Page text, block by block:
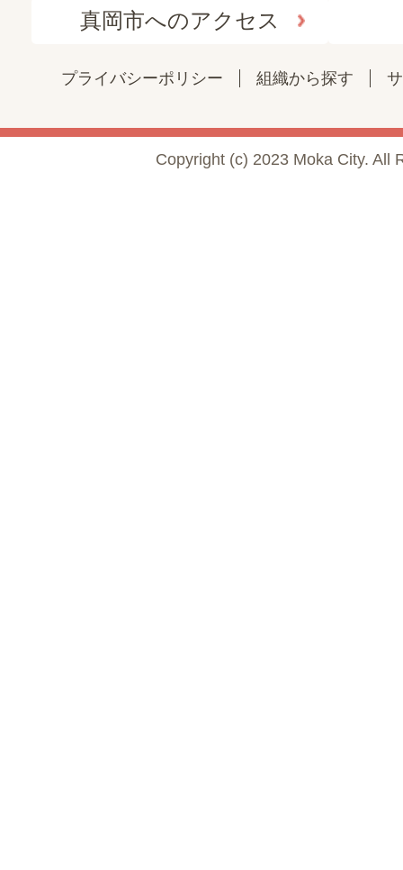
真岡市へのアクセス
プライバシーポリシー 組織から探す
Copyright (c) 2023 Moka City. All